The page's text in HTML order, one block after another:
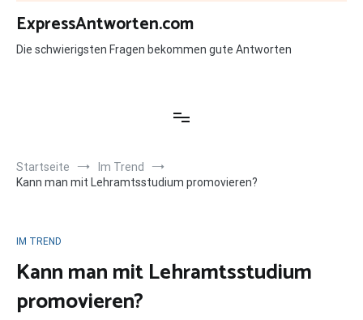
Zum
Inhalt
springen
ExpressAntworten.com
Die schwierigsten Fragen bekommen gute Antworten
Startseite
Im Trend
Kann man mit Lehramtsstudium promovieren?
IM TREND
Kann man mit Lehramtsstudium
promovieren?